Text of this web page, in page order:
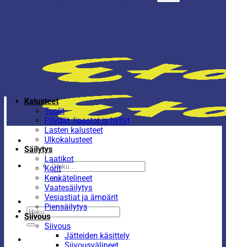
Etsi:
Etsi:
Kalusteet
Tuolit
Pöydät, lipastot ja hyllyt
Lasten kalusteet
Ulkokalusteet
Säilytys
Laatikot
Korit
Kenkätelineet
Vaatesäilytys
Vesiastiat ja ämpärit
Piensäilytys
Siivous
Siivous
Jätteiden käsittely